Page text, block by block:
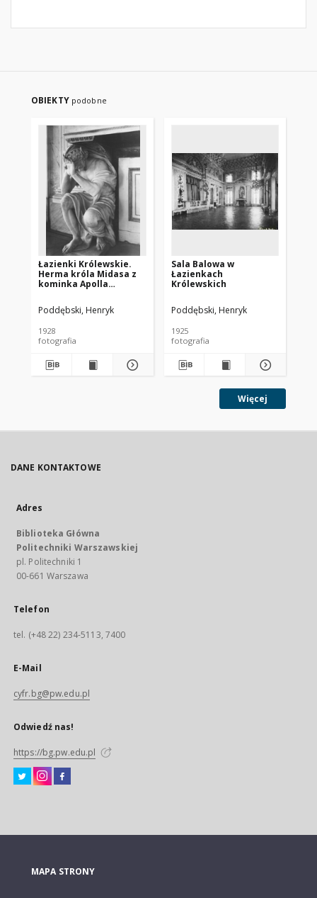
OBIEKTY podobne
Łazienki Królewskie.
Herma króla Midasa z
kominka Apolla
Balowej
Poddębski, Henryk
1928
fotografia
Sala Balowa w
Łazienkach
Królewskich
Poddębski, Henryk
1925
fotografia
Więcej
DANE KONTAKTOWE
Adres
Biblioteka Główna
Politechniki Warszawskiej
pl. Politechniki 1
00-661 Warszawa
Telefon
tel. (+48 22) 234-5113, 7400
E-Mail
cyfr.bg@pw.edu.pl
Odwiedź nas!
https://bg.pw.edu.pl
MAPA STRONY